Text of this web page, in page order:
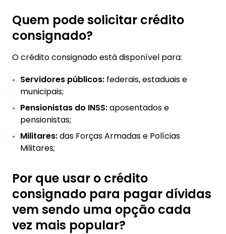
6. Faça uma simulação sem compromisso no
app da Konsi!
Quem pode solicitar crédito
consignado?
O crédito consignado está disponível para:
Servidores públicos: federais, estaduais e
municipais;
Pensionistas do INSS:aposentados e
pensionistas;
Militares:das Forças Armadas e Polícias
Militares;
Por que usar o crédito
consignado para pagar dívidas
vem sendo uma opção cada
vez mais popular?